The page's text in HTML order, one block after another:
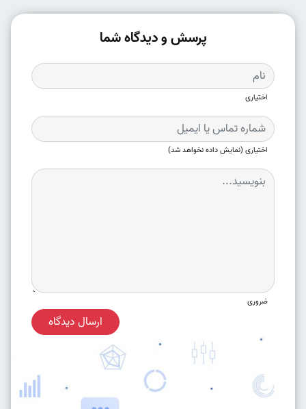
پرسش و دیدگاه شما
اختیاری
اختیاری (نمایش داده نخواهد شد)
ضروری
ارسال دیدگاه